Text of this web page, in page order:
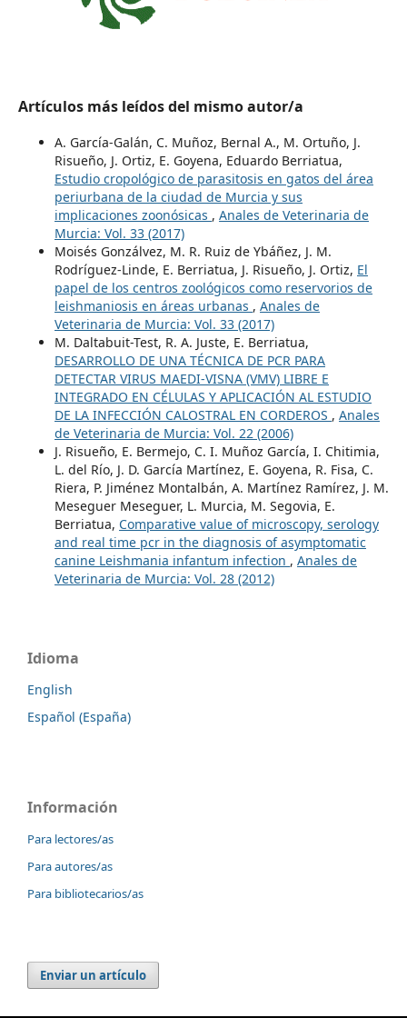
Artículos más leídos del mismo autor/a
A. García-Galán, C. Muñoz, Bernal A., M. Ortuño, J.
Risueño, J. Ortiz, E. Goyena, Eduardo Berriatua,
Estudio cropológico de parasitosis en gatos del área
periurbana de la ciudad de Murcia y sus
implicaciones zoonósicas , Anales de Veterinaria de
Murcia: Vol. 33 (2017)
Moisés Gonzálvez, M. R. Ruiz de Ybáñez, J. M.
Rodríguez-Linde, E. Berriatua, J. Risueño, J. Ortiz, El
papel de los centros zoológicos como reservorios de
leishmaniosis en áreas urbanas , Anales de
Veterinaria de Murcia: Vol. 33 (2017)
M. Daltabuit-Test, R. A. Juste, E. Berriatua,
DESARROLLO DE UNA TÉCNICA DE PCR PARA
DETECTAR VIRUS MAEDI-VISNA (VMV) LIBRE E
INTEGRADO EN CÉLULAS Y APLICACIÓN AL ESTUDIO
DE LA INFECCIÓN CALOSTRAL EN CORDEROS , Anales
de Veterinaria de Murcia: Vol. 22 (2006)
J. Risueño, E. Bermejo, C. I. Muñoz García, I. Chitimia,
L. del Río, J. D. García Martínez, E. Goyena, R. Fisa, C.
Riera, P. Jiménez Montalbán, A. Martínez Ramírez, J. M.
Meseguer Meseguer, L. Murcia, M. Segovia, E.
Berriatua, Comparative value of microscopy, serology
and real time pcr in the diagnosis of asymptomatic
canine Leishmania infantum infection , Anales de
Veterinaria de Murcia: Vol. 28 (2012)
Idioma
English
Español (España)
Información
Para lectores/as
Para autores/as
Para bibliotecarios/as
Enviar un artículo